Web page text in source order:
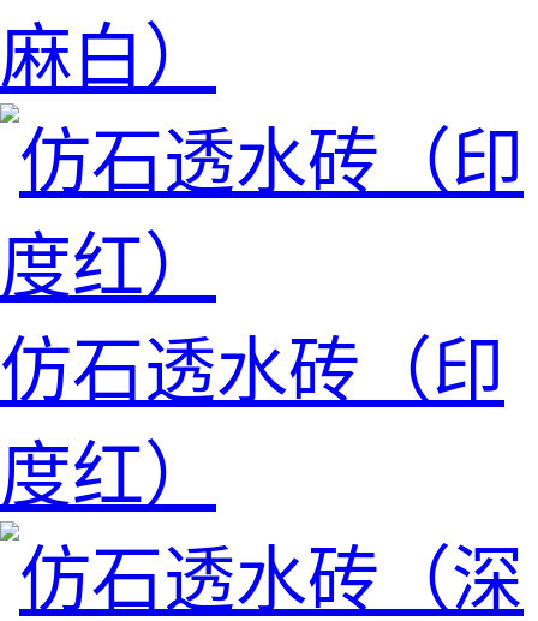
麻白）
仿石透水砖（印
度红）